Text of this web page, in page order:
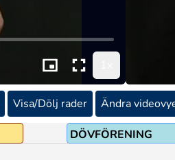
Visa/Dölj rader
Ändra
DÖVFÖRENING